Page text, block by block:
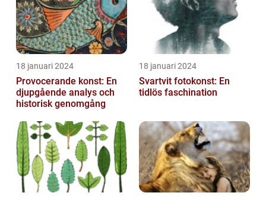
18 januari 2024
Provocerande konst: En
djupgående analys och
historisk genomgång
18 januari 2024
Svartvit fotokonst: En
tidlös faschination